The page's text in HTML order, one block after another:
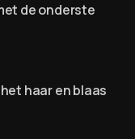
de onderste
haar en blaas